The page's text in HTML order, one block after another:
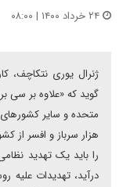
ژنرال یوری نتکاچف،
متحده و سایر کشورهای
هزار سرباز و افسر از
را باید یک تهدید
درآید، تهدیدات علیه